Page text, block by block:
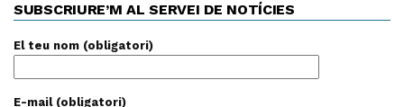
SUBSCRIURE’M AL SERVEI DE NOTÍCIES
El teu nom (obligatori)
E-mail (obligatori)